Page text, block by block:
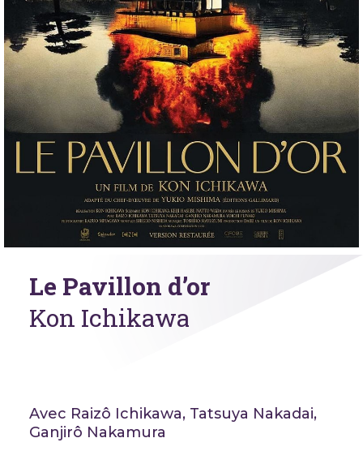
Le Pavillon d’or
Kon Ichikawa
Avec Raizô Ichikawa, Tatsuya Nakadai,
Ganjirô Nakamura